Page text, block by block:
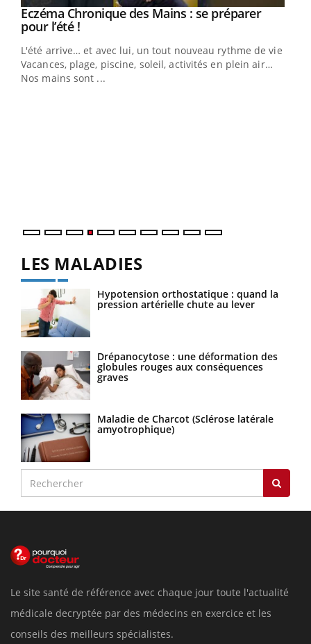
Youtube
Eczéma Chronique des Mains : se préparer
pour l’été !Youtube
L'été arrive… et avec lui, un tout nouveau rythme de vie !
Vacances, plage, piscine, soleil, activités en plein air…
Nos mains sont ...
LES MALADIES
Hypotension orthostatique : quand la
pression artérielle chute au lever
Drépanocytose : une déformation des
globules rouges aux conséquences
graves
Maladie de Charcot (Sclérose latérale
amyotrophique)
Le site santé de référence avec chaque jour toute l'actualité
médicale decryptée par des médecins en exercice et les
conseils des meilleurs spécialistes.